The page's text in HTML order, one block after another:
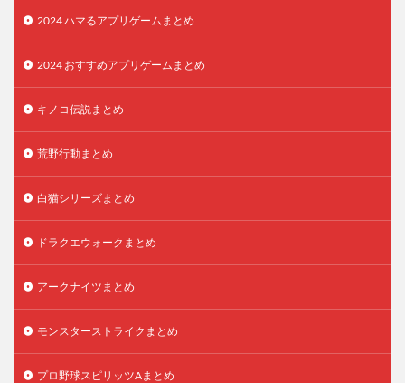
2024 ハマるアプリゲームまとめ
2024 おすすめアプリゲームまとめ
キノコ伝説まとめ
荒野行動まとめ
白猫シリーズまとめ
ドラクエウォークまとめ
アークナイツまとめ
モンスターストライクまとめ
プロ野球スピリッツAまとめ